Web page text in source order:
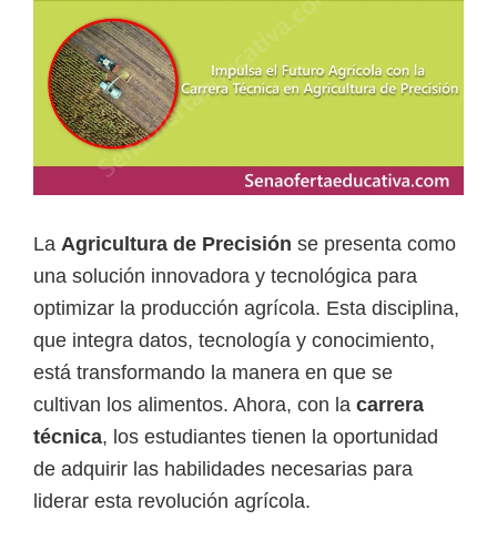
c
u
r
s
o
s
v
i
r
La Agricultura de Precisión se presenta como
una solución innovadora y tecnológica para
optimizar la producción agrícola. Esta disciplina,
que integra datos, tecnología y conocimiento,
está transformando la manera en que se
cultivan los alimentos. Ahora, con la carrera
técnica, los estudiantes tienen la oportunidad
de adquirir las habilidades necesarias para
liderar esta revolución agrícola.